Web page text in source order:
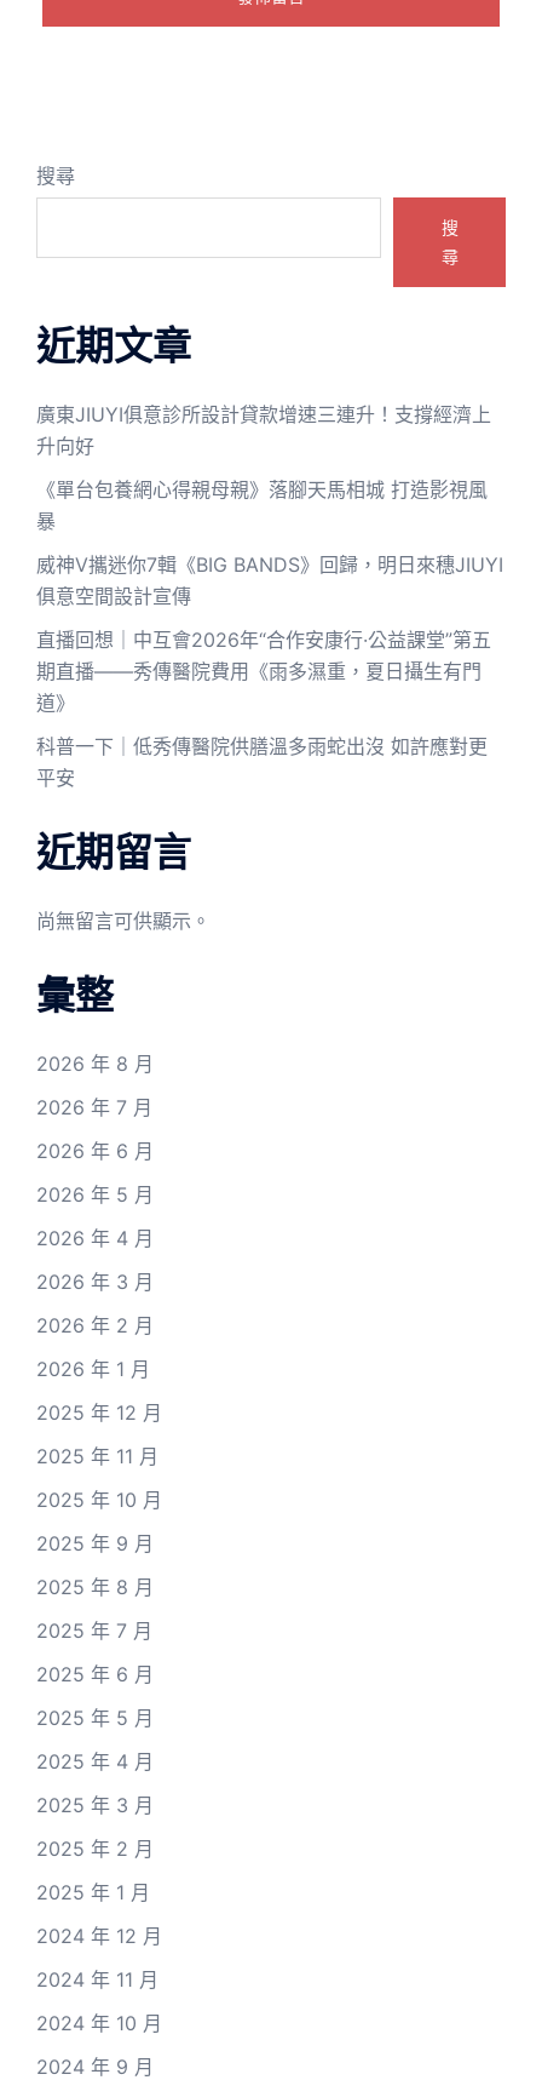
搜尋
搜
尋
近期文章
廣東JIUYI俱意診所設計貸款增速三連升！支撐經濟上
升向好
《單台包養網心得親母親》落腳天馬相城 打造影視風
暴
威神V攜迷你7輯《BIG BANDS》回歸，明日來穗JIUYI
俱意空間設計宣傳
直播回想｜中互會2026年“合作安康行·公益課堂”第五
期直播——秀傳醫院費用《雨多濕重，夏日攝生有門
道》
科普一下｜低秀傳醫院供膳溫多雨蛇出沒 如許應對更
平安
近期留言
尚無留言可供顯示。
彙整
2026 年 8 月
2026 年 7 月
2026 年 6 月
2026 年 5 月
2026 年 4 月
2026 年 3 月
2026 年 2 月
2026 年 1 月
2025 年 12 月
2025 年 11 月
2025 年 10 月
2025 年 9 月
2025 年 8 月
2025 年 7 月
2025 年 6 月
2025 年 5 月
2025 年 4 月
2025 年 3 月
2025 年 2 月
2025 年 1 月
2024 年 12 月
2024 年 11 月
2024 年 10 月
2024 年 9 月